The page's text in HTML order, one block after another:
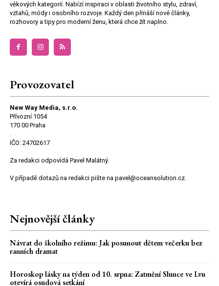
věkových kategorií. Nabízí inspiraci v oblasti životního stylu, zdraví,
vztahů, módy i osobního rozvoje. Každý den přináší nové články,
rozhovory a tipy pro moderní ženu, která chce žít naplno.
Provozovatel
New Way Media, s.r.o.
Přívozní 1054
170 00 Praha
.
IČO: 24702617
Za redakci odpovídá Pavel Malátný.
V případě dotazů na redakci pište na pavel@oceansolution.cz.
Nejnovější články
Návrat do školního režimu: Jak posunout dětem večerku bez
ranních dramat
Horoskop lásky na týden od 10. srpna: Zatmění Slunce ve Lvu
otevírá osudová setkání